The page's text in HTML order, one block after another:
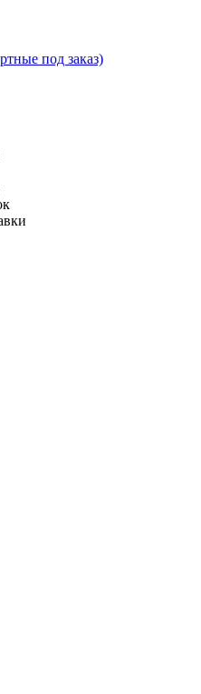
под заказ)